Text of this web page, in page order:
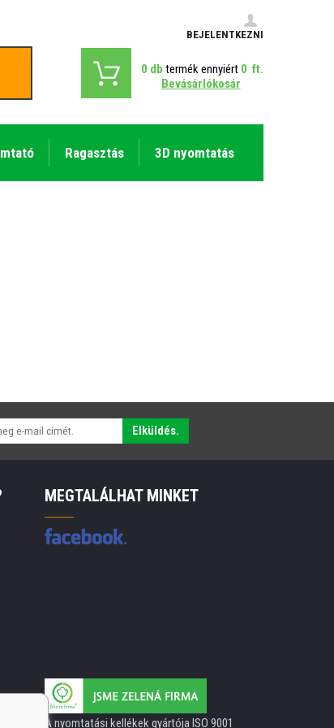
BEJELENTKEZNI
0 db termék ennyiért 0 ft.
Bevásárlókosár
Ragasztás 3D nyomtatás
Elküldés.
MEGTALÁLHAT MINKET
A nyomtatási kellékek gyártója ISO 9001